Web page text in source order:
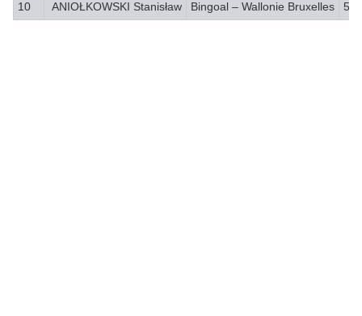
10 ANIOŁKOWSKI Stanisław Bingoal – Wallonie Bruxelles 50